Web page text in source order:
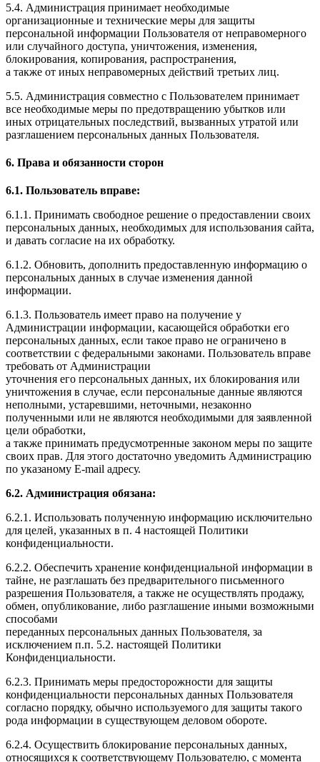
5.4. Администрация принимает необходимые
организационные и технические меры для защиты
персональной информации Пользователя от неправомерного
или случайного доступа, уничтожения, изменения,
блокирования, копирования, распространения,
а также от иных неправомерных действий третьих лиц.
5.5. Администрация совместно с Пользователем принимает
все необходимые меры по предотвращению убытков или
иных отрицательных последствий, вызванных утратой или
разглашением персональных данных Пользователя.
6. Права и обязанности сторон
6.1. Пользователь вправе:
6.1.1. Принимать свободное решение о предоставлении своих
персональных данных, необходимых для использования сайта,
и давать согласие на их обработку.
6.1.2. Обновить, дополнить предоставленную информацию о
персональных данных в случае изменения данной
информации.
6.1.3. Пользователь имеет право на получение у
Администрации информации, касающейся обработки его
персональных данных, если такое право не ограничено в
соответствии с федеральными законами. Пользователь вправе
требовать от Администрации
уточнения его персональных данных, их блокирования или
уничтожения в случае, если персональные данные являются
неполными, устаревшими, неточными, незаконно
полученными или не являются необходимыми для заявленной
цели обработки,
а также принимать предусмотренные законом меры по защите
своих прав. Для этого достаточно уведомить Администрацию
по указаному E-mail адресу.
6.2. Администрация обязана:
6.2.1. Использовать полученную информацию исключительно
для целей, указанных в п. 4 настоящей Политики
конфиденциальности.
6.2.2. Обеспечить хранение конфиденциальной информации в
тайне, не разглашать без предварительного письменного
разрешения Пользователя, а также не осуществлять продажу,
обмен, опубликование, либо разглашение иными возможными
способами
переданных персональных данных Пользователя, за
исключением п.п. 5.2. настоящей Политики
Конфиденциальности.
6.2.3. Принимать меры предосторожности для защиты
конфиденциальности персональных данных Пользователя
согласно порядку, обычно используемого для защиты такого
рода информации в существующем деловом обороте.
6.2.4. Осуществить блокирование персональных данных,
относящихся к соответствующему Пользователю, с момента